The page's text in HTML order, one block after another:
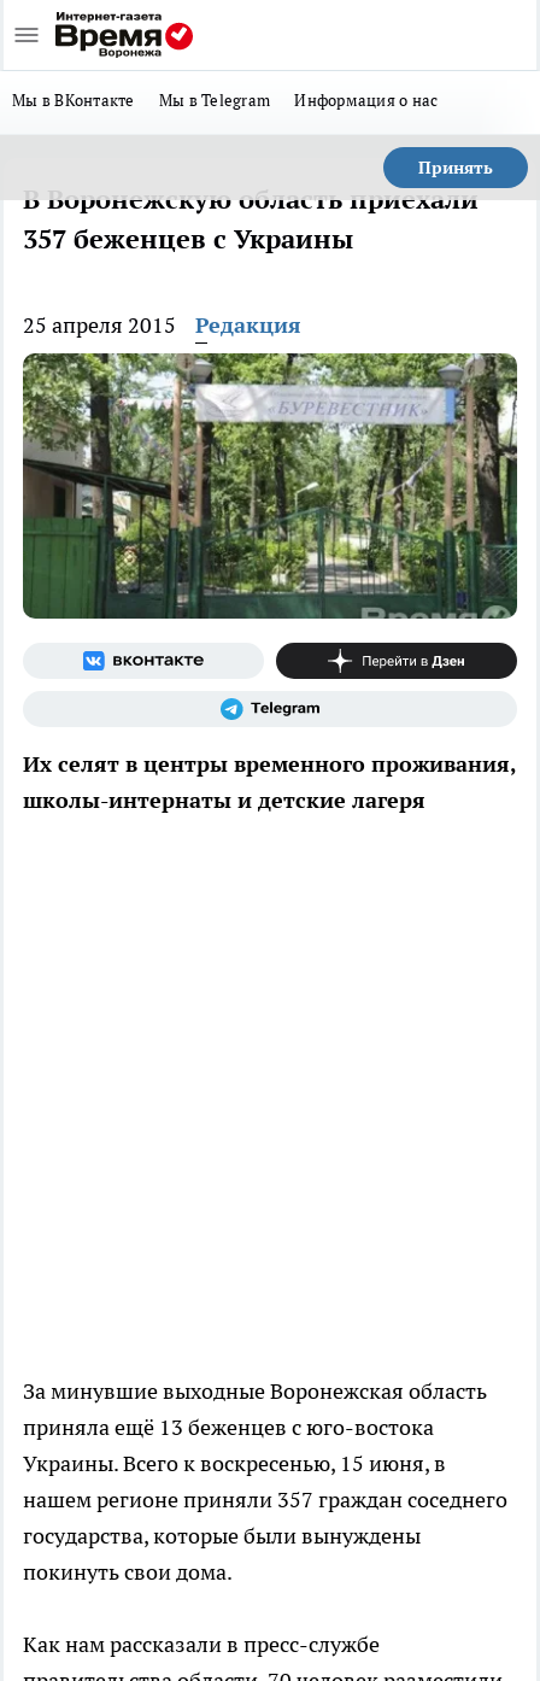
Мы в ВКонтакте Мы в Telegram Информация о нас
Принять
В Воронежскую область приехали
357 беженцев с Украины
25 апреля 2015 Редакция
Их селят в центры временного проживания,
школы-интернаты и детские лагеря
За минувшие выходные Воронежская область
приняла ещё 13 беженцев с юго-востока
Украины. Всего к воскресенью, 15 июня, в
нашем регионе приняли 357 граждан соседнего
государства, которые были вынуждены
покинуть свои дома.
Как нам рассказали в пресс-службе